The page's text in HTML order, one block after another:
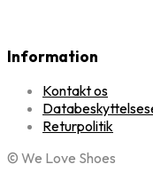
Information
Kontakt os
Returpolitik
© We Love Shoes